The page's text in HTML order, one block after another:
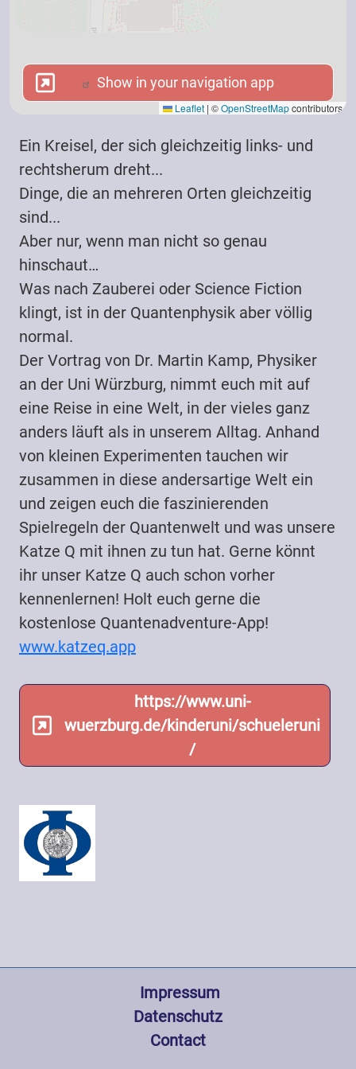
Leaflet | ©OpenStreetMapcontributors
Show in your navigation app
Show in your navigation app
Ein Kreisel, der sich gleichzeitig links- und
rechtsherum dreht...
Dinge, die an mehreren Orten gleichzeitig
sind...
Aber nur, wenn man nicht so genau
hinschaut…
Was nach Zauberei oder Science Fiction
klingt, ist in der Quantenphysik aber völlig
normal.
Der Vortrag von Dr. Martin Kamp, Physiker
an der Uni Würzburg, nimmt euch mit auf
eine Reise in eine Welt, in der vieles ganz
anders läuft als in unserem Alltag. Anhand
von kleinen Experimenten tauchen wir
zusammen in diese andersartige Welt ein
und zeigen euch die faszinierenden
Spielregeln der Quantenwelt und was unsere
Katze Q mit ihnen zu tun hat. Gerne könnt
ihr unser Katze Q auch schon vorher
kennenlernen! Holt euch gerne die
kostenlose Quantenadventure-App!
www.katzeq.app
https://www.uni-
wuerzburg.de/kinderuni/schueleruni
/
Impressum
Datenschutz
Contact